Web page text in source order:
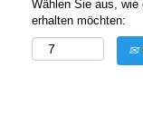
Wählen Sie aus, wie
erhalten möchten: